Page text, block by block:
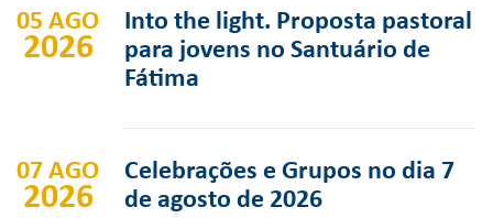
05 AGO
2026
Into the light. Proposta pastoral
para jovens no Santuário de
Fátima
07 AGO
2026
Celebrações e Grupos no dia 7
de agosto de 2026